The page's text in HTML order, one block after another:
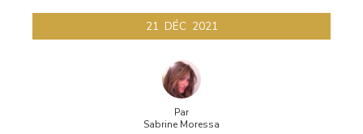
21 DÉC 2021
Par
Sabrine Moressa